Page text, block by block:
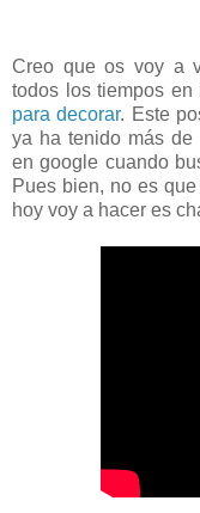
Creo que os voy a
todos los tiempos
para decorar. Este
ya ha tenido más de
en google cuando
Pues bien, no es
hoy voy a hacer es